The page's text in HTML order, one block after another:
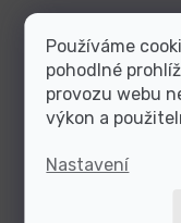
Používáme
pohodlné
provozu webu
výkon a
Nastavení